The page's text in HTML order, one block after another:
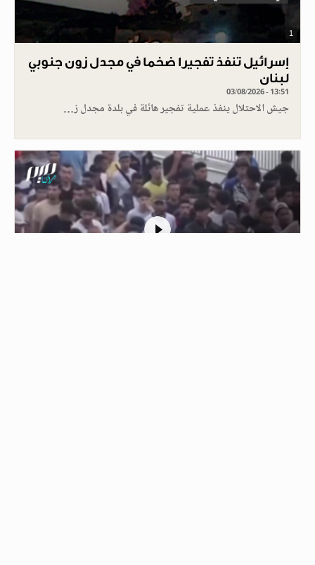
1
إسرائيل تنفذ تفجيرا ضخما في مجدل زون جنوبي
لبنان
03/08/2026 - 13:51
جيش الاحتلال ينفذ عملية تفجير هائلة في بلدة مجدل ز…